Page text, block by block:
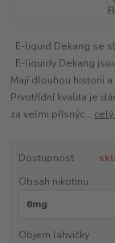
E-liquid Dekang se
E-liquidy Dekang
Mají dlouhou historii
Prvotřídní kvalita je
za velmi přísnýc...
Dostupnost
Obsah nikotinu
Objem lahvičky